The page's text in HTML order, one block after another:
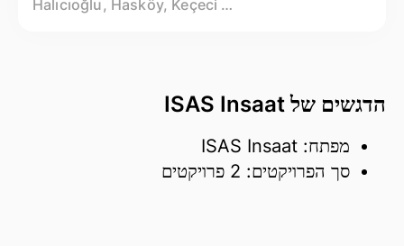
Halıcıoğlu, Hasköy, Keçeci Piri Mh.
הדגשים של ISAS Insaat
מפתח: ISAS Insaat
סך הפרויקטים: 2 פרויקטים